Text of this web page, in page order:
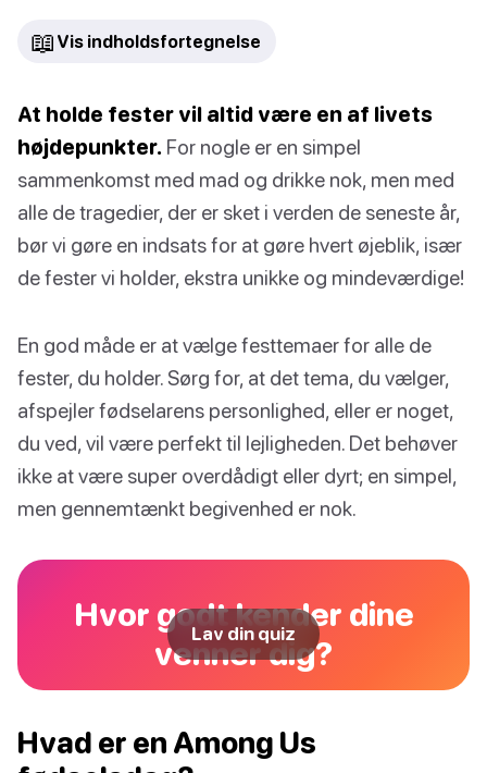
📖 Vis indholdsfortegnelse
At holde fester vil altid være en af livets
højdepunkter. For nogle er en simpel
sammenkomst med mad og drikke nok, men med
alle de tragedier, der er sket i verden de seneste år,
bør vi gøre en indsats for at gøre hvert øjeblik, især
de fester vi holder, ekstra unikke og mindeværdige!
En god måde er at vælge festtemaer for alle de
fester, du holder. Sørg for, at det tema, du vælger,
afspejler fødselarens personlighed, eller er noget,
du ved, vil være perfekt til lejligheden. Det behøver
ikke at være super overdådigt eller dyrt; en simpel,
men gennemtænkt begivenhed er nok.
Hvor godt kender dine
venner dig?
Lav din quiz
Hvad er en Among Us